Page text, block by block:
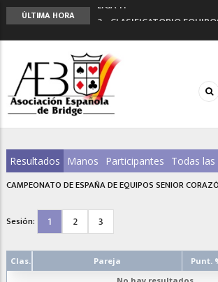
ÚLTIMA HORA
LIGA 11ª
2º CLASIFICATORIO
Curso de Formación y
Monitores de Bridge
ANUNCIATE EN NUESTRA
NUEVA PROGRAMACIÓN
Resultados Manos Participantes Todas
CAMPEONATO DE ESPAÑA DE EQUIPOS SENIOR
Sesión: 1 2 3
Clas. Pareja Punt.